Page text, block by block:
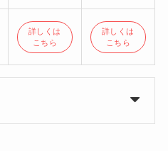
詳しくは
こちら
詳しくは
こちら